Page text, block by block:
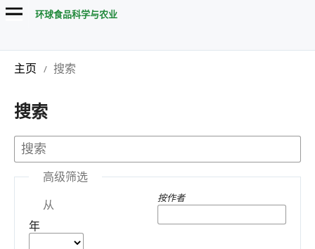
环球食品科学与农业
主页 / 搜索
搜索
高级筛选
从
年
按作者